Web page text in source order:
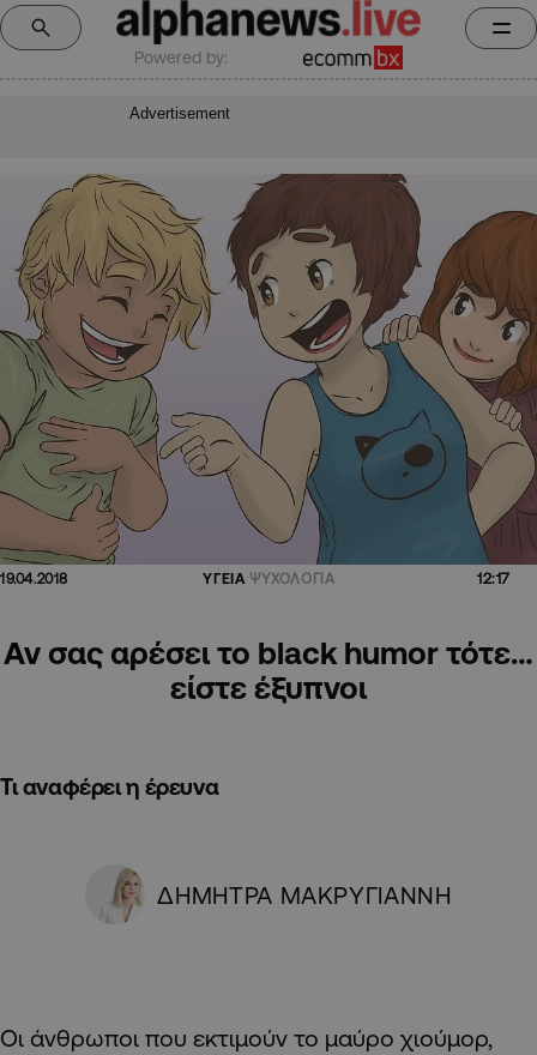
Powered by:
Advertisement
19.04.2018 ΥΓΕΙΑ ΨΥΧΟΛΟΓΙΑ 12:17
Αν σας αρέσει το black humor τότε…
είστε έξυπνοι
Τι αναφέρει η έρευνα
ΔΗΜΗΤΡΑ ΜΑΚΡΥΓΙΑΝΝΗ
Οι άνθρωποι που εκτιμούν το μαύρο χιούμορ,